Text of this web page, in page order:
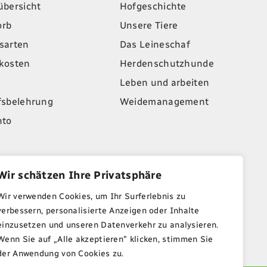
schätzen Ihre Privatsphäre
verwenden Cookies, um Ihr Surferlebnis zu
personalisierte Anzeigen oder Inhalte
und unseren Datenverkehr zu analysieren.
Sie auf „Alle akzeptieren" klicken, stimmen Sie
Anwendung von Cookies zu.
Hofgeschichte
Unsere Tiere
Das Leineschaf
Herdenschutzhunde
Leben und arbeiten
Weidemanagement
Unsere Angebote gelten nur solange der Vorrat reicht.